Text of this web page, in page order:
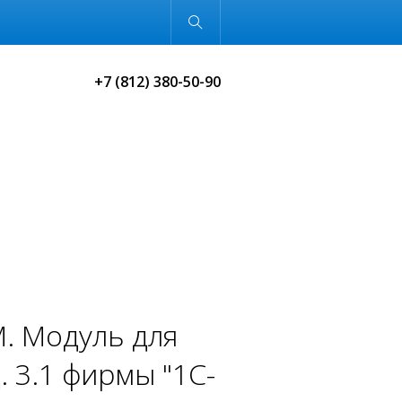
Обычная версия
+7 (812) 380-50-90
Модуль для
3.1 фирмы "1C-